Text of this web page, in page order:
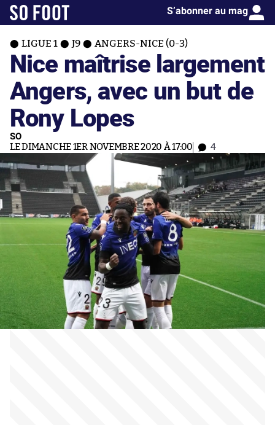
S’abonner au mag
LIGUE 1 J9 ANGERS-NICE (0-3)
Nice maîtrise largement
Angers, avec un but de
Rony Lopes
SO
LE DIMANCHE 1ER NOVEMBRE 2020 À 17:00 4